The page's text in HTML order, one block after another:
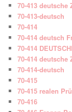
70-413
70-413-deutsch
70-414
70-414 deutsch
70-414
70-414
70-414-deutsch
70-415
70-415 realen
70-416